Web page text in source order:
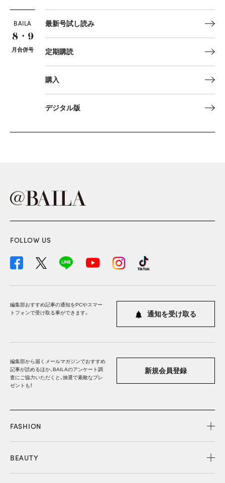
BAILA
8・9
月合併号
最新号試し読み
定期購読
購入
デジタル版
FOLLOW US
編集部おすすめ記事の通知をPCやスマー
トフォンで受け取る事ができます。
通知を受け取る
編集部から届くメールマガジンでおすすめ
記事が読めるほか、BAILAのアンケート調
査にご協力いただくと、抽選で素敵なプレ
ゼントも！
新規会員登録
FASHION
BEAUTY